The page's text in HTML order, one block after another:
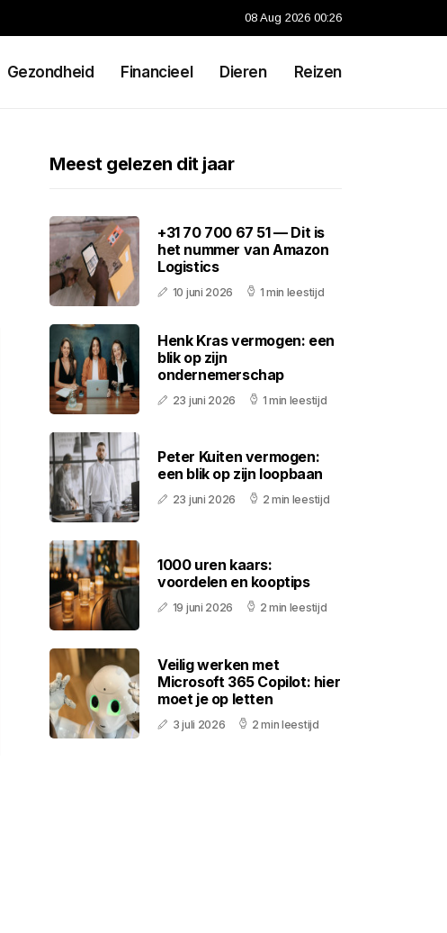
08 Aug 2026 00:26
Gezondheid Financieel Dieren Reizen
Meest gelezen dit jaar
+31 70 700 67 51 — Dit is
het nummer van Amazon
Logistics
10 juni 2026 1 min leestijd
Henk Kras vermogen: een
blik op zijn
ondernemerschap
23 juni 2026 1 min leestijd
Peter Kuiten vermogen:
een blik op zijn loopbaan
23 juni 2026 2 min leestijd
1000 uren kaars:
voordelen en kooptips
19 juni 2026 2 min leestijd
Veilig werken met
Microsoft 365 Copilot: hier
moet je op letten
3 juli 2026 2 min leestijd